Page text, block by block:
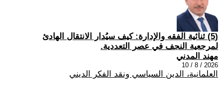
(5) ثنائية الفقه والإدارة: كيف سيُدار الانتقال الهادئ
لمرجعية النجف في عصر التعددية.
مهند المدني
2026 / 8 / 10
العلمانية، الدين السياسي ونقد الفكر الديني